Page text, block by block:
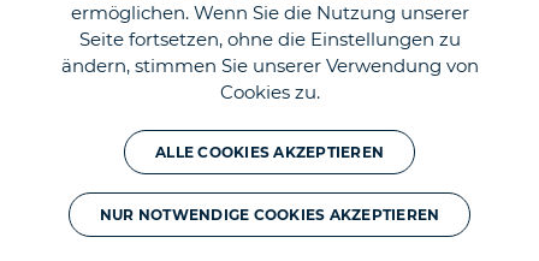
© The Duke of Edinburgh's International Award - Germany e.V.
ermöglichen. Wenn Sie die Nutzung unserer
Seite fortsetzen, ohne die Einstellungen zu
ändern, stimmen Sie unserer Verwendung von
Cookies zu.
ALLE COOKIES AKZEPTIEREN
NUR NOTWENDIGE COOKIES AKZEPTIEREN